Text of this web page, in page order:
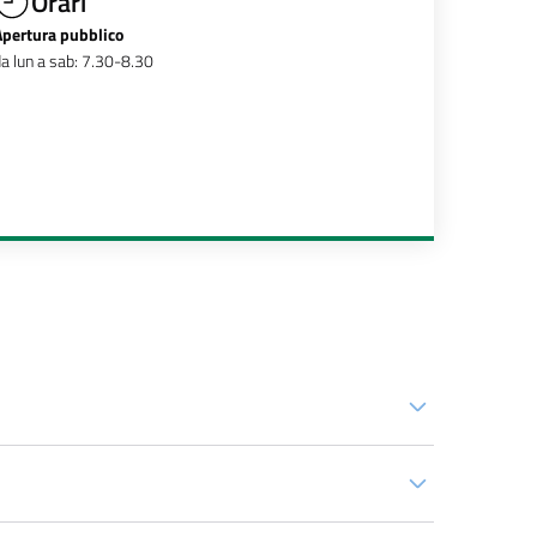
pubblico
lun a sab: 7.30-8.30